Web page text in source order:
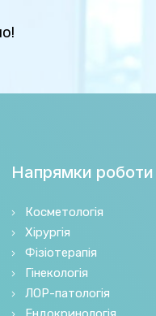
Напрямки роботи
Косметологія
Хірургія
Фізіотерапія
Гінекологія
ЛОР-патологія